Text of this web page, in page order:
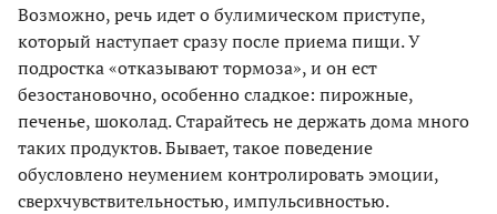
Возможно, речь идет о булимическом приступе,
который наступает сразу после приема пищи. У
подростка «отказывают тормоза», и он ест
безостановочно, особенно сладкое: пирожные,
печенье, шоколад. Старайтесь не держать дома много
таких продуктов. Бывает, такое поведение
обусловлено неумением контролировать эмоции,
сверхчувствительностью, импульсивностью.